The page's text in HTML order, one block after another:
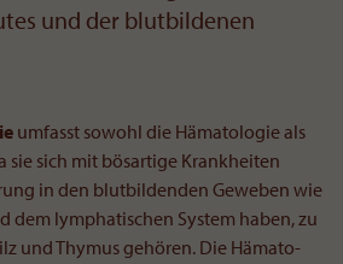
und der blutbildenen
umfasst sowohl die Hämatologie als
sie sich mit bösartige Krankheiten
in den blutbildenden Geweben wie
dem lymphatischen System haben, zu
und Thymus gehören. Die Hämato-